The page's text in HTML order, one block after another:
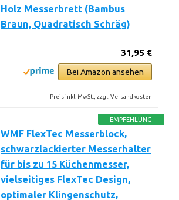
Holz Messerbrett (Bambus
Braun, Quadratisch Schräg)
31,95 €
Bei Amazon ansehen
Preis inkl. MwSt., zzgl. Versandkosten
EMPFEHLUNG
WMF FlexTec Messerblock,
schwarzlackierter Messerhalter
für bis zu 15 Küchenmesser,
vielseitiges FlexTec Design,
optimaler Klingenschutz,